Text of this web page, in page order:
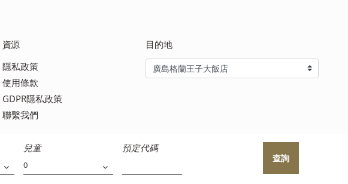
兒童 預定代碼
查詢
資源
隱私政策
使用條款
GDPR隱私政策
聯繫我們
目的地